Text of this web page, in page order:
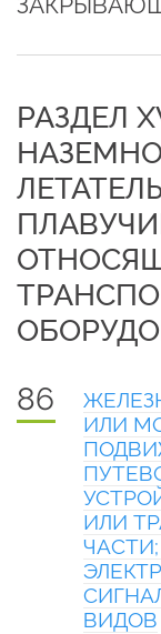
РАЗДЕЛ
86
ИЛИ
ИЛИ
ВИДОВ